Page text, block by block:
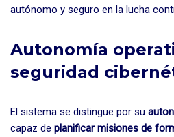
autónomo y seguro en la lucha
Autonomía
seguridad
El sistema se distingue por su
capaz de planificar misiones de